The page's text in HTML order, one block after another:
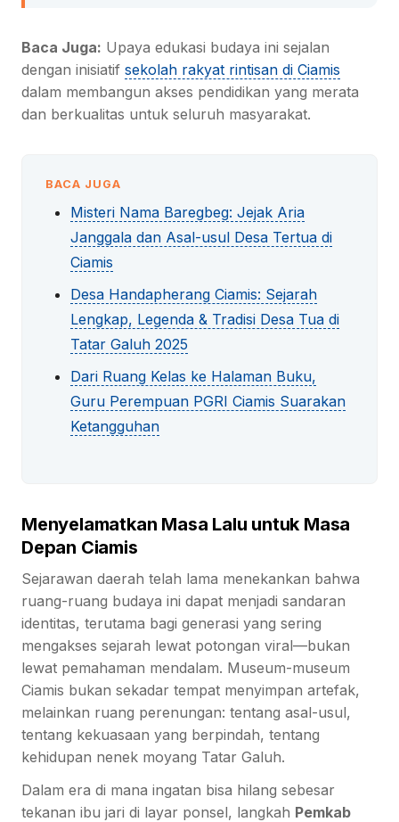
Baca Juga: Upaya edukasi budaya ini sejalan
dengan inisiatif sekolah rakyat rintisan di Ciamis
dalam membangun akses pendidikan yang merata
dan berkualitas untuk seluruh masyarakat.
BACA JUGA
Misteri Nama Baregbeg: Jejak Aria
Janggala dan Asal-usul Desa Tertua di
Ciamis
Desa Handapherang Ciamis: Sejarah
Lengkap, Legenda & Tradisi Desa Tua di
Tatar Galuh 2025
Dari Ruang Kelas ke Halaman Buku,
Guru Perempuan PGRI Ciamis Suarakan
Ketangguhan
Menyelamatkan Masa Lalu untuk Masa
Depan Ciamis
Sejarawan daerah telah lama menekankan bahwa
ruang-ruang budaya ini dapat menjadi sandaran
identitas, terutama bagi generasi yang sering
mengakses sejarah lewat potongan viral—bukan
lewat pemahaman mendalam. Museum-museum
Ciamis bukan sekadar tempat menyimpan artefak,
melainkan ruang perenungan: tentang asal-usul,
tentang kekuasaan yang berpindah, tentang
kehidupan nenek moyang Tatar Galuh.
Dalam era di mana ingatan bisa hilang sebesar
tekanan ibu jari di layar ponsel, langkah Pemkab